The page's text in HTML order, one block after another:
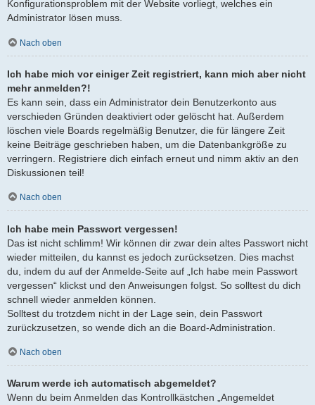
Konfigurationsproblem mit der Website vorliegt, welches ein
Administrator lösen muss.
Nach oben
Ich habe mich vor einiger Zeit registriert, kann mich aber nicht
mehr anmelden?!
Es kann sein, dass ein Administrator dein Benutzerkonto aus
verschieden Gründen deaktiviert oder gelöscht hat. Außerdem
löschen viele Boards regelmäßig Benutzer, die für längere Zeit
keine Beiträge geschrieben haben, um die Datenbankgröße zu
verringern. Registriere dich einfach erneut und nimm aktiv an den
Diskussionen teil!
Nach oben
Ich habe mein Passwort vergessen!
Das ist nicht schlimm! Wir können dir zwar dein altes Passwort nicht
wieder mitteilen, du kannst es jedoch zurücksetzen. Dies machst
du, indem du auf der Anmelde-Seite auf „Ich habe mein Passwort
vergessen“ klickst und den Anweisungen folgst. So solltest du dich
schnell wieder anmelden können.
Solltest du trotzdem nicht in der Lage sein, dein Passwort
zurückzusetzen, so wende dich an die Board-Administration.
Nach oben
Warum werde ich automatisch abgemeldet?
Wenn du beim Anmelden das Kontrollkästchen „Angemeldet